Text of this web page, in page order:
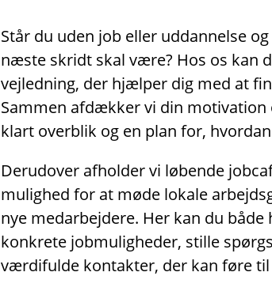
Står du uden job eller uddannelse
næste skridt skal være? Hos os kan
vejledning, der hjælper dig med at
Sammen afdækker vi din motivation
klart overblik og en plan for,
Derudover afholder vi løbende
mulighed for at møde lokale
nye medarbejdere. Her kan du både
konkrete jobmuligheder, stille
værdifulde kontakter, der kan føre